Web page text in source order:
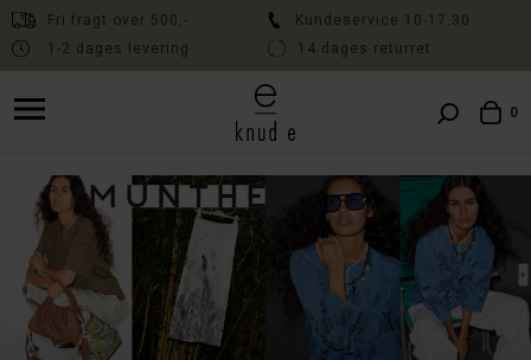
Fri fragt over 500,-
Kundeservice 10-17.30
1-2 dages levering
14 dages returret
Fri fragt over 500,- // Kundeservice 10:00-17:30 // Levering 1-2 dage
// 14 dages fri returret
0